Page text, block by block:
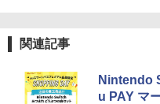
関連記事
Nintendo
u PAY マ